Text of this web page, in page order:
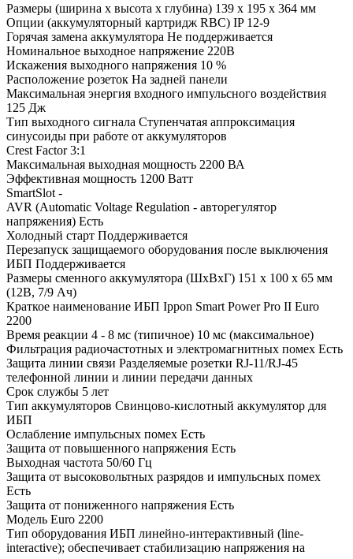
Размеры (ширина x высота x глубина) 139 x 195 x 364 мм
Опции (аккумуляторный картридж RBC) IP 12-9
Горячая замена аккумулятора Не поддерживается
Номинальное выходное напряжение 220В
Искажения выходного напряжения 10 %
Расположение розеток На задней панели
Максимальная энергия входного импульсного воздействия
125 Дж
Тип выходного сигнала Ступенчатая аппроксимация
синусоиды при работе от аккумуляторов
Crest Factor 3:1
Максимальная выходная мощность 2200 ВА
Эффективная мощность 1200 Ватт
SmartSlot -
AVR (Automatic Voltage Regulation - авторегулятор
напряжения) Есть
Холодный старт Поддерживается
Перезапуск защищаемого оборудования после выключения
ИБП Поддерживается
Размеры сменного аккумулятора (ШхВхГ) 151 х 100 х 65 мм
(12В, 7/9 Ач)
Краткое наименование ИБП Ippon Smart Power Pro II Euro
2200
Время реакции 4 - 8 мс (типичное) 10 мс (максимальное)
Фильтрация радиочастотных и электромагнитных помех Есть
Защита линии связи Разделяемые розетки RJ-11/RJ-45
телефонной линии и линии передачи данных
Срок службы 5 лет
Тип аккумуляторов Свинцово-кислотный аккумулятор для
ИБП
Ослабление импульсных помех Есть
Защита от повышенного напряжения Есть
Выходная частота 50/60 Гц
Защита от высоковольтных разрядов и импульсных помех
Есть
Защита от пониженного напряжения Есть
Модель Euro 2200
Тип оборудования ИБП линейно-интерактивный (line-
interactive); обеспечивает стабилизацию напряжения на